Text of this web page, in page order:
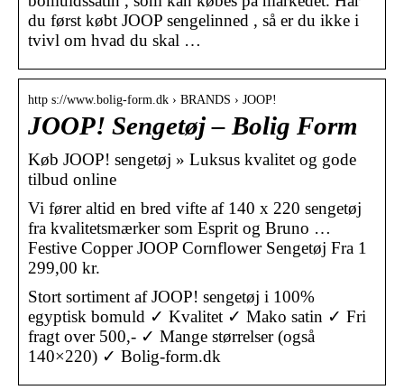
du først købt JOOP sengelinned , så er du ikke i
tvivl om hvad du skal …
http s://www.bolig-form.dk › BRANDS › JOOP!
JOOP! Sengetøj – Bolig Form
Køb JOOP! sengetøj » Luksus kvalitet og gode
tilbud online
Vi fører altid en bred vifte af 140 x 220 sengetøj
fra kvalitetsmærker som Esprit og Bruno …
Festive Copper JOOP Cornflower Sengetøj Fra 1
299,00 kr.
Stort sortiment af JOOP! sengetøj i 100%
egyptisk bomuld ✓ Kvalitet ✓ Mako satin ✓ Fri
fragt over 500,- ✓ Mange størrelser (også
140×220) ✓ Bolig-form.dk